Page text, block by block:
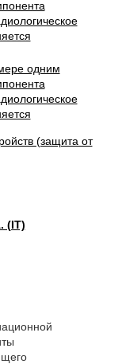
(защита от
(IT)